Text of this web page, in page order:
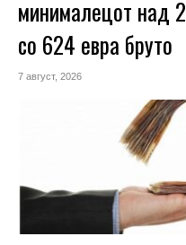
минималецот над
со 624 евра бруто
7 август, 2026